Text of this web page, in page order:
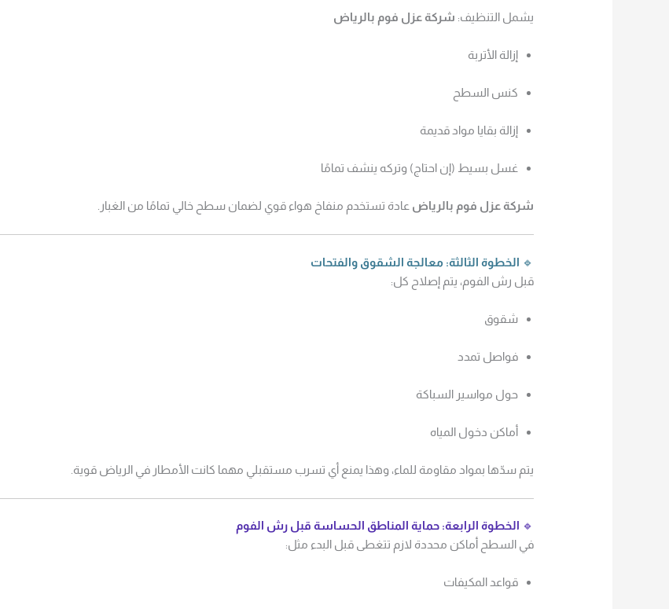
يشمل التنظيف: شركة عزل فوم بالرياض
إزالة الأتربة
كنس السطح
إزالة بقايا مواد قديمة
غسل بسيط (إن احتاج) وتركه ينشف تمامًا
شركة عزل فوم بالرياض عادة تستخدم منفاخ هواء قوي لضمان سطح خالي تمامًا من الغبار.
🔹 الخطوة الثالثة: معالجة الشقوق والفتحات
قبل رش الفوم، يتم إصلاح كل:
شقوق
فواصل تمدد
حول مواسير السباكة
أماكن دخول المياه
يتم سدّها بمواد مقاومة للماء، وهذا يمنع أي تسرب مستقبلي مهما كانت الأمطار في الرياض قوية.
🔹 الخطوة الرابعة: حماية المناطق الحساسة قبل رش الفوم
في السطح أماكن محددة لازم تتغطى قبل البدء مثل:
قواعد المكيفات